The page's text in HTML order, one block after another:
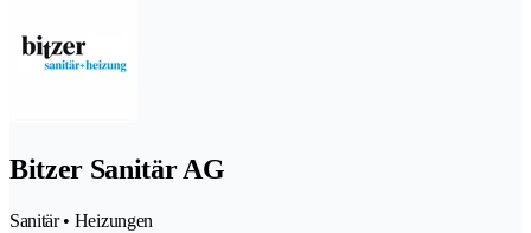
Bitzer Sanitär AG
Sanitär • Heizungen